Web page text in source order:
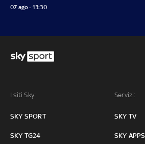
07 ago - 13:30
I siti Sky:
SKY SPORT
SKY TG24
Servizi:
SKY TV
SKY APPS